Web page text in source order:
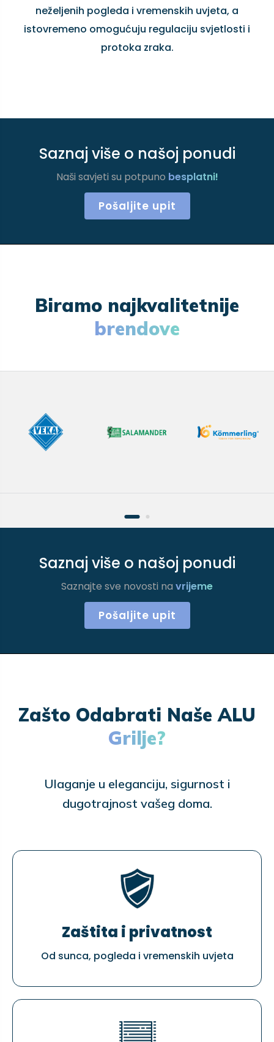
neželjenih pogleda i vremenskih uvjeta, a
istovremeno omogućuju regulaciju svjetlosti i
protoka zraka.
Saznaj više o našoj ponudi
Naši savjeti su potpuno besplatni!
Pošaljite upit
Biramo najkvalitetnije
brendove
Saznaj više o našoj ponudi
Saznajte sve novosti na vrijeme
Pošaljite upit
Zašto Odabrati Naše ALU
Grilje?
Ulaganje u eleganciju, sigurnost i
dugotrajnost vašeg doma.
Zaštita i privatnost
Od sunca, pogleda i vremenskih uvjeta